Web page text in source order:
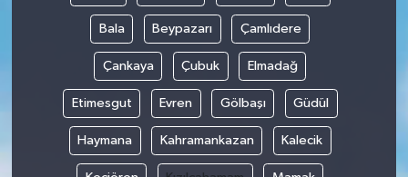
Bala Beypazarı Çamlıdere
Çankaya Çubuk Elmadağ
Etimesgut Evren Gölbaşı Güdül
Haymana Kahramankazan Kalecik